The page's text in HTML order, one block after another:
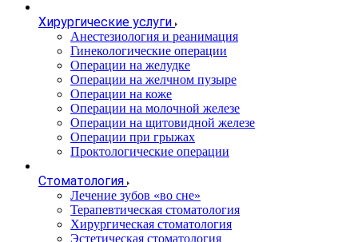
Хирургические услуги
Анестезиология и реанимация
Гинекологические операции
Операции на желудке
Операции на желчном пузыре
Операции на коже
Операции на молочной железе
Операции на щитовидной железе
Операции при грыжах
Проктологические операции
Стоматология
Лечение зубов «во сне»
Терапевтическая стоматология
Хирургическая стоматология
Эстетическая стоматология